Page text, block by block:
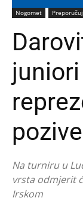
Nogomet
pozive
Na turniru u
vrsta odmjerit
Irskom